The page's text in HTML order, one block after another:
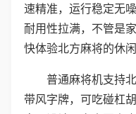
速精准，运行稳定无
耐用性拉满，不管是
快体验北方麻将的休闲
普通麻将机支持
带风字牌，可吃碰杠